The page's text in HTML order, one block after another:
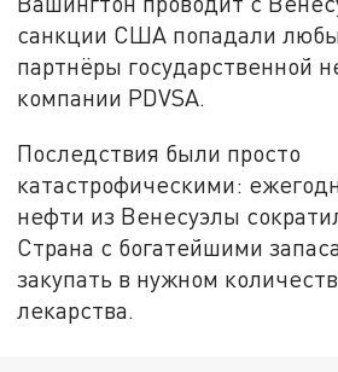
санкции США попадали
партнёры государственной
компании PDVSA.
Последствия были просто
катастрофическими:
нефти из Венесуэлы
Страна с богатейшими
закупать в нужном
лекарства.